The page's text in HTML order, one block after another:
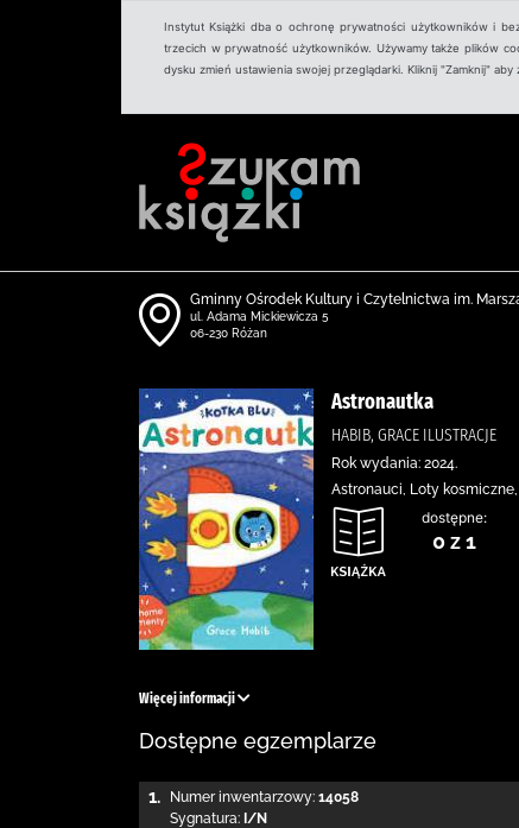
Instytut Książki dba o ochronę prywatności użytkowników i
trzecich w prywatność użytkowników. Używamy także plików
dysku zmień ustawienia swojej przeglądarki. Kliknij "Zamknij" aby
Gminny Ośrodek Kultury i Czytelnictwa im.
ul. Adama Mickiewicza 5
06-230 Różan
Astronautka
HABIB, GRACE ILUSTRACJE
Rok wydania: 2024.
Astronauci, Loty
dostępne:
0 z 1
Więcej informacji
Dostępne egzemplarze
1. Numer inwentarzowy: 14058
Sygnatura: I/N